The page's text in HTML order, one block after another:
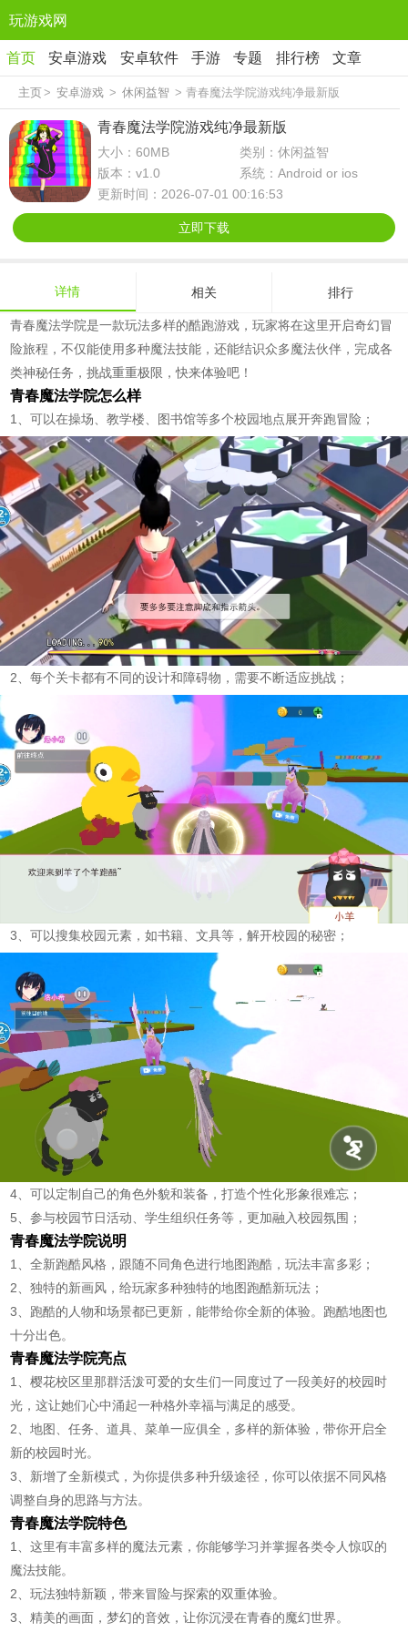
玩游戏网
首页 安卓游戏 安卓软件 手游 专题 排行榜 文章
主页> 安卓游戏 > 休闲益智 > 青春魔法学院游戏纯净最新版
青春魔法学院游戏纯净最新版
大小：60MB
类别：休闲益智
版本：v1.0
系统：Android or ios
更新时间：2026-07-01 00:16:53
立即下载
详情 相关 排行
青春魔法学院是一款玩法多样的酷跑游戏，玩家将在这里开启奇幻冒
险旅程，不仅能使用多种魔法技能，还能结识众多魔法伙伴，完成各
类神秘任务，挑战重重极限，快来体验吧！
青春魔法学院怎么样
1、可以在操场、教学楼、图书馆等多个校园地点展开奔跑冒险；
2、每个关卡都有不同的设计和障碍物，需要不断适应挑战；
3、可以搜集校园元素，如书籍、文具等，解开校园的秘密；
4、可以定制自己的角色外貌和装备，打造个性化形象很难忘；
5、参与校园节日活动、学生组织任务等，更加融入校园氛围；
青春魔法学院说明
1、全新跑酷风格，跟随不同角色进行地图跑酷，玩法丰富多彩；
2、独特的新画风，给玩家多种独特的地图跑酷新玩法；
3、跑酷的人物和场景都已更新，能带给你全新的体验。跑酷地图也
十分出色。
青春魔法学院亮点
1、樱花校区里那群活泼可爱的女生们一同度过了一段美好的校园时
光，这让她们心中涌起一种格外幸福与满足的感受。
2、地图、任务、道具、菜单一应俱全，多样的新体验，带你开启全
新的校园时光。
3、新增了全新模式，为你提供多种升级途径，你可以依据不同风格
调整自身的思路与方法。
青春魔法学院特色
1、这里有丰富多样的魔法元素，你能够学习并掌握各类令人惊叹的
魔法技能。
2、玩法独特新颖，带来冒险与探索的双重体验。
3、精美的画面，梦幻的音效，让你沉浸在青春的魔幻世界。